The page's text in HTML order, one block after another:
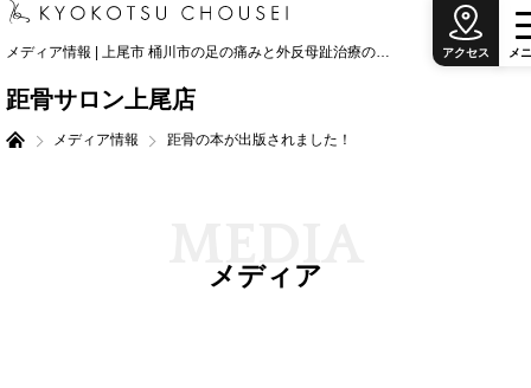
メディア情報 | 上尾市 桶川市の足の痛みと外反母趾治療の専門院
距骨サロン上尾店
メディア情報 距骨の本が出版されました！
メニ
アクセス
メディア
D